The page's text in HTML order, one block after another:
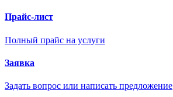
Прайс-лист
Полный прайс на услуги
Заявка
Задать вопрос или написать предложение